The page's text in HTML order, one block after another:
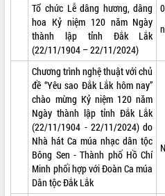
Kết nối tour, đẩy mạnh chuyển đổi số
để phát triển du lịch Đắk Lắk
Khởi động Dự án Đầu tư xây dựng hạ
tầng kỹ thuật Cụm công nghiệp Tân
Gặp mặt các cơ quan báo chí nhân Kỷ
niệm 101 năm Ngày Báo chí Cách
mạng Việt Nam
Đắk Lắk sơ kết 4 năm triển khai thực
hiện Đề án 06 của Chính phủ
Họp báo thông tin về Hội nghị Công bố
Quy hoạch và Xúc tiến đầu tư tỉnh Đắk
Tổ chức Lễ dâng hương, dâng
hoa Kỷ niệm 120 năm Ngày
thành lập tỉnh Đắk Lắk
(22/11/1904 – 22/11/2024)
Chương trình nghệ thuật với chủ
đề “Yêu sao Đắk Lắk hôm nay”
chào mừng Kỷ niệm 120 năm
Ngày thành lập tỉnh Đắk Lắk
(22/11/1904 - 22/11/2024) do
Nhà hát Ca múa nhạc dân tộc
Bông Sen - Thành phố Hồ Chí
Minh phối hợp với Đoàn Ca múa
Dân tộc Đắk Lắk